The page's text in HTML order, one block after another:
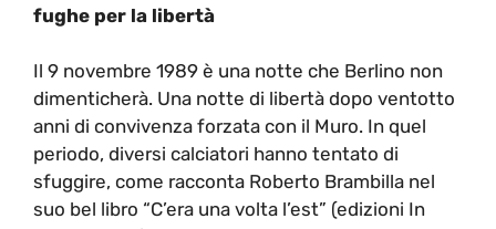
fughe per la libertà
Il 9 novembre 1989 è una notte che Berlino non
dimenticherà. Una notte di libertà dopo ventotto
anni di convivenza forzata con il Muro. In quel
periodo, diversi calciatori hanno tentato di
sfuggire, come racconta Roberto Brambilla nel
suo bel libro “C’era una volta l’est” (edizioni In